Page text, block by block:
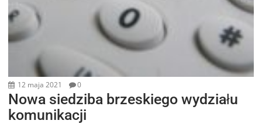
12 maja 2021 0
Nowa siedziba brzeskiego wydziału
komunikacji